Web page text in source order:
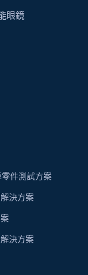
眼鏡
件測試方案
決方案
決方案